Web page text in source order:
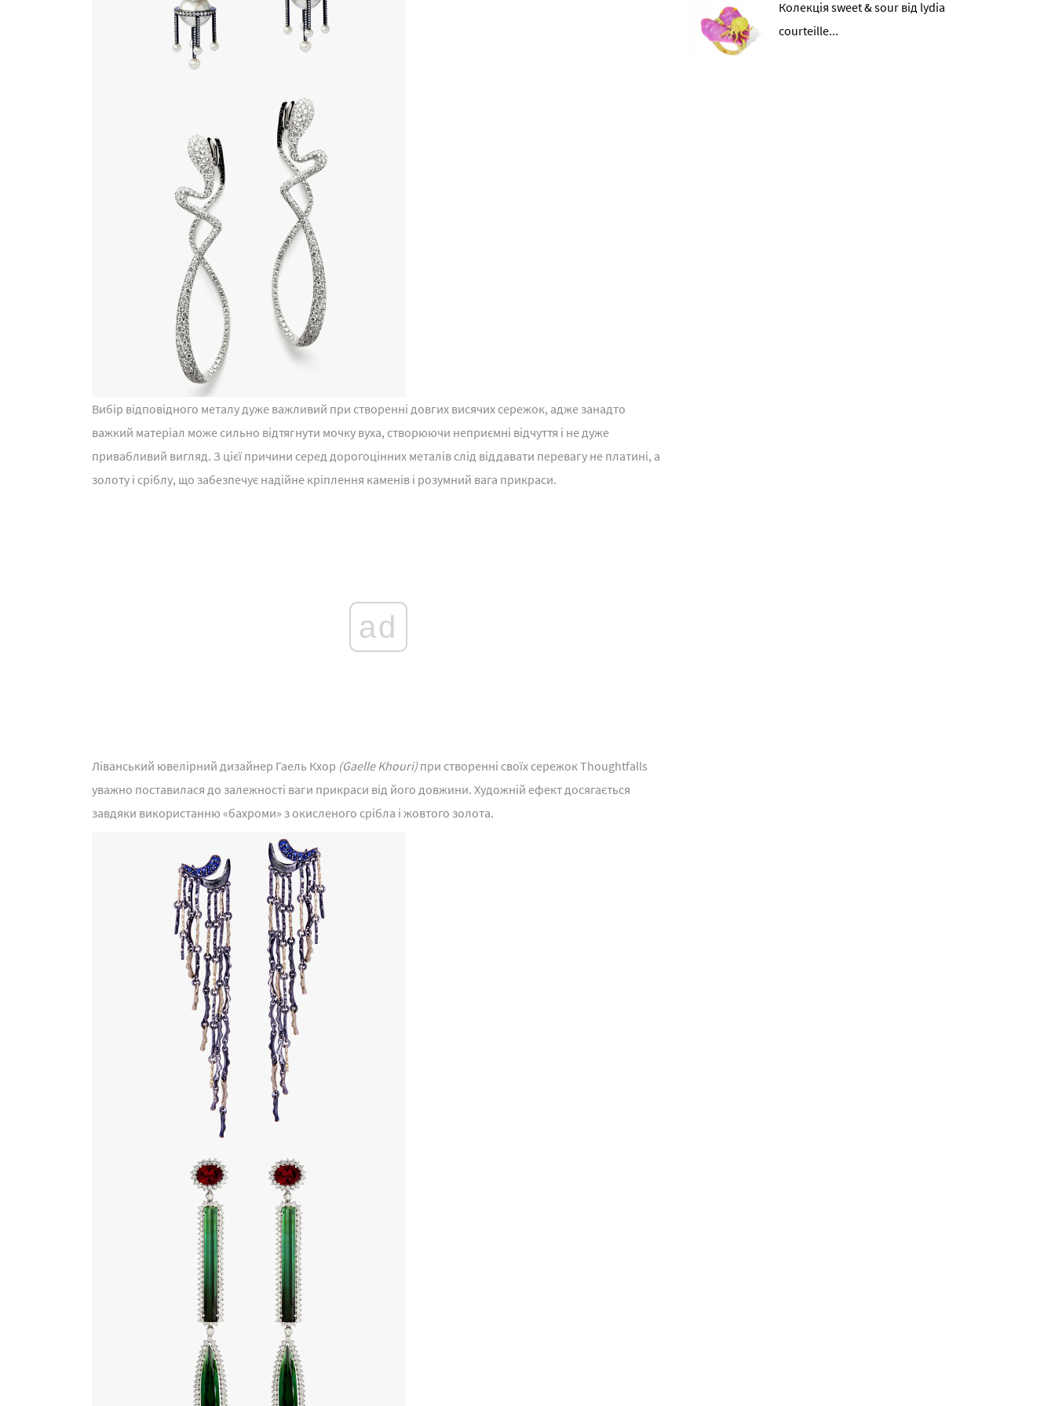
Вибір відповідного металу дуже важливий при створенні довгих висячих сережок, адже занадто
важкий матеріал може сильно відтягнути мочку вуха, створюючи неприємні відчуття і не дуже
привабливий вигляд. З цієї причини серед дорогоцінних металів слід віддавати перевагу не платині, а
золоту і сріблу, що забезпечує надійне кріплення каменів і розумний вага прикраси.
ad
Ліванський ювелірний дизайнер Гаель Кхор (Gaelle Khouri) при створенні своїх сережок Thoughtfalls
уважно поставилася до залежності ваги прикраси від його довжини. Художній ефект досягається
завдяки використанню «бахроми» з окисленого срібла і жовтого золота.
Колекція sweet & sour від lydia
courteille...